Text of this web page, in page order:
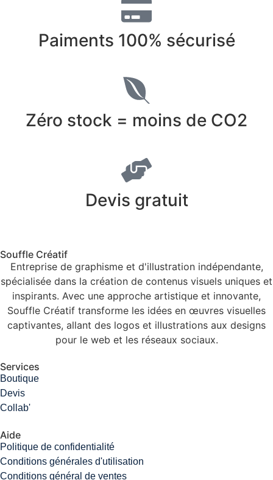
Paiments 100% sécurisé
Zéro stock = moins de CO2
Devis gratuit
Souffle Créatif
Entreprise de graphisme et d'illustration indépendante,
spécialisée dans la création de contenus visuels uniques et
inspirants. Avec une approche artistique et innovante,
Souffle Créatif transforme les idées en œuvres visuelles
captivantes, allant des logos et illustrations aux designs
pour le web et les réseaux sociaux.
Services
Boutique
Devis
Collab'
Aide
Politique de confidentialité
Conditions générales d'utilisation
Conditions général de ventes